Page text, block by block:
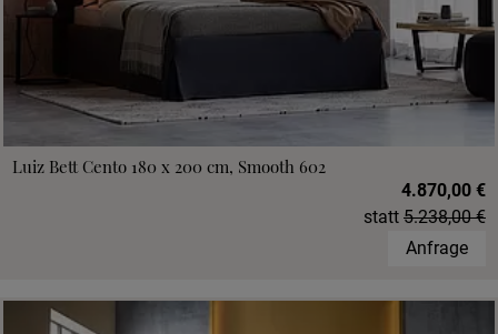
Luiz Bett Cento 180 x 200 cm, Smooth 602
4.870,00 €
statt 5.238,00 €
Anfrage